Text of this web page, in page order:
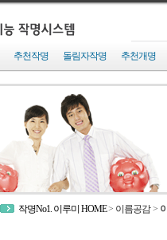
추천작명 돌림자작명 추천개명
작명No1. 이루미 HOME> 이름공감>